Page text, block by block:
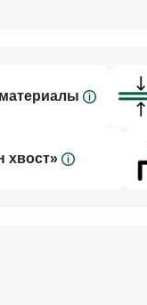
лепестки
длинный
хвост»